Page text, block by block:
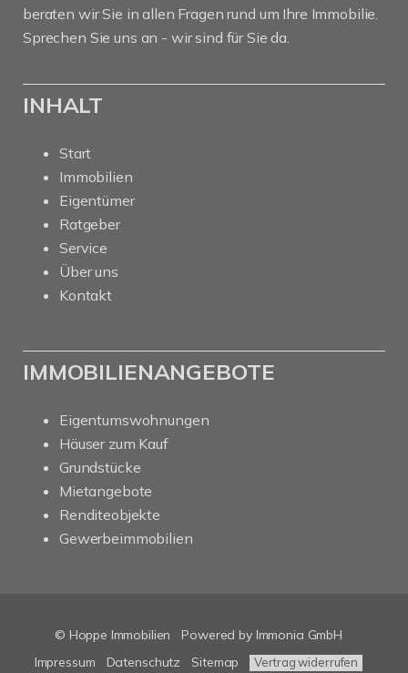
beraten wir Sie in allen Fragen rund um Ihre Immobilie.
Sprechen Sie uns an - wir sind für Sie da.
INHALT
Start
Immobilien
Eigentümer
Ratgeber
Service
Über uns
Kontakt
IMMOBILIENANGEBOTE
Eigentumswohnungen
Häuser zum Kauf
Grundstücke
Mietangebote
Renditeobjekte
Gewerbeimmobilien
© Hoppe Immobilien
Powered by Immonia GmbH
Impressum
Datenschutz Sitemap Vertrag widerrufen